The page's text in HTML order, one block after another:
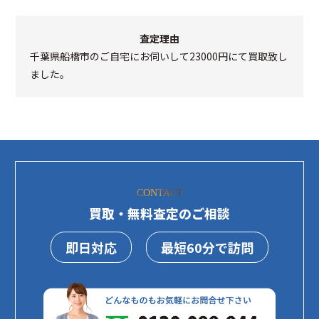
査定理由
千葉県船橋市のご自宅にお伺いして23000円にて買取致し
ました。
CONTACT
買取・無料査定のご相談
即日対応
最短60分で訪問